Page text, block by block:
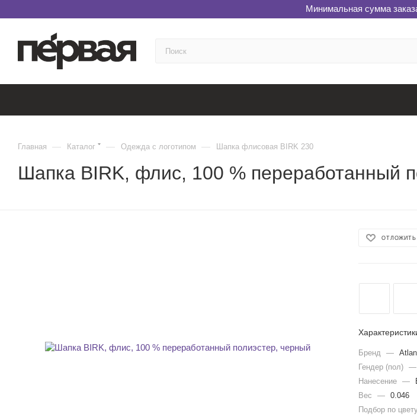
Минимальная сумма
Главная — Каталог — Одежда с логотипом — Шапка флисовая BIRK 230
Шапка BIRK, флис, 100 % переработанный
ОТЛОЖИТЬ
Бренд —
Гендер (пол)
—
Нанесение
—
Вес
—
0.046
Подбор по